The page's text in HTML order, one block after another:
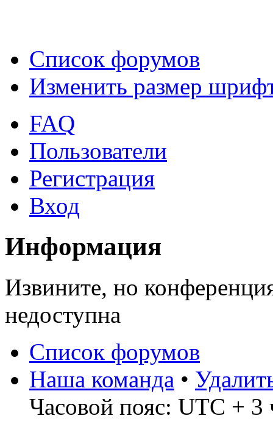
Список форумов
Изменить размер
FAQ
Пользователи
Регистрация
Вход
Информация
Извините, но
недоступна
Список форумов
Наша команда •
Часовой пояс: UTC + 3